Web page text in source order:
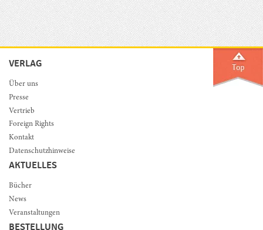
VERLAG
Über uns
Presse
Vertrieb
Foreign Rights
Kontakt
Datenschutzhinweise
AKTUELLES
Bücher
News
Veranstaltungen
BESTELLUNG